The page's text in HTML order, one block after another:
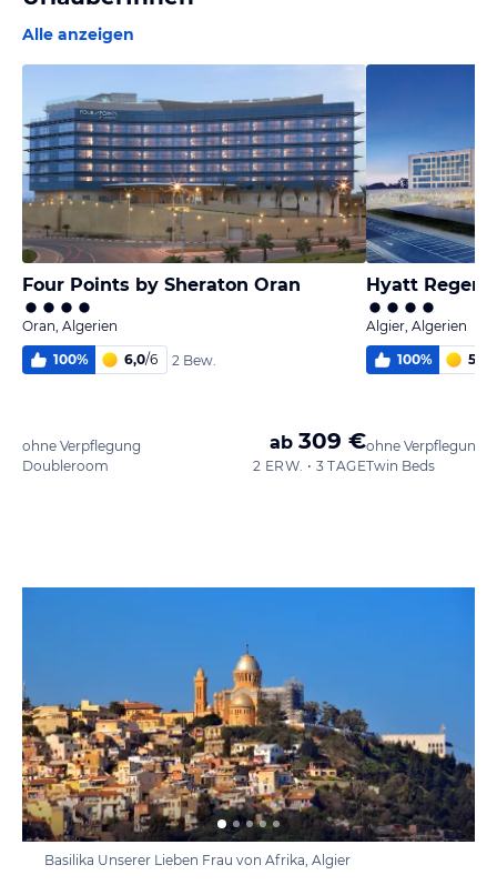
Alle anzeigen
Four Points by Sheraton Oran
Oran, Algerien
100% 6,0/6 2 Bew.
ohne Verpflegung
Doubleroom
ab 309 €
2 ERW. • 3 TAGE
Hyatt
Algier, Algerien
100% 5,9
ohne Verpflegung
Twin Beds
Basilika Unserer Lieben Frau von Afrika, Algier